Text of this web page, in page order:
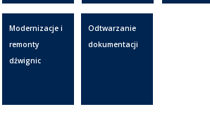
Modernizacje i
remonty
dźwignic
Odtwarzanie
dokumentacji